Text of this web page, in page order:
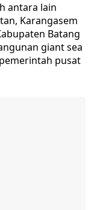
antara lain
Karangasem
Batang
giant sea
pusat